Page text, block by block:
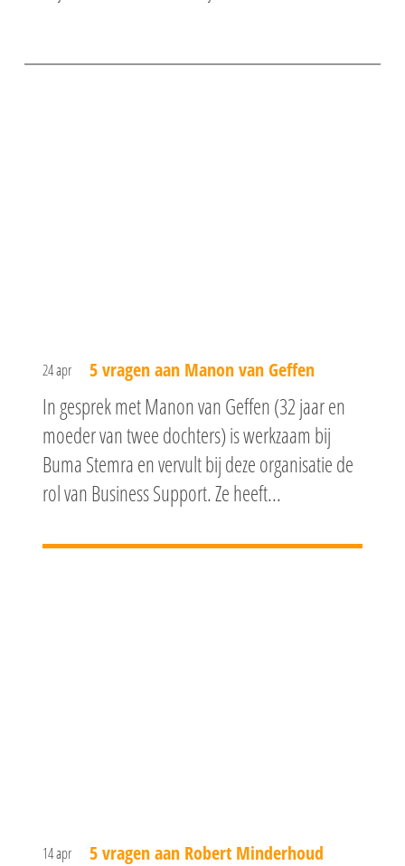
24 apr 5 vragen aan Manon van Geffen
In gesprek met Manon van Geffen (32 jaar en
moeder van twee dochters) is werkzaam bij
Buma Stemra en vervult bij deze organisatie de
rol van Business Support. Ze heeft...
14 apr 5 vragen aan Robert Minderhoud